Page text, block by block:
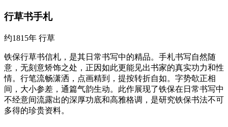
行草书手札
约1815年 行草
铁保行草书信札，是其日常书写中的精品。手札书写自然随
意，无刻意矫饰之处，正因如此更能见出书家的真实功力和性
情。行笔流畅潇洒，点画精到，提按转折自如。字势欹正相
间，大小参差，通篇气韵生动。此作展现了铁保在日常书写中
不经意间流露出的深厚功底和高雅格调，是研究铁保书法不可
多得的珍贵资料。